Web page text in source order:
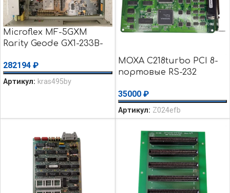
Microflex MF-5GXM
Rarity Geode GX1-233B-
Spectrum Macintosh
уценка использовалось
282194 ₽
Артикул: kras495by
MOXA C218turbo PCI 8-
портовые RS-232
универсальные платы
Б/y
35000 ₽
Артикул: Z024efb